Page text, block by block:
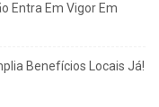
Entra Em Vigor Em
Benefícios Locais Já!